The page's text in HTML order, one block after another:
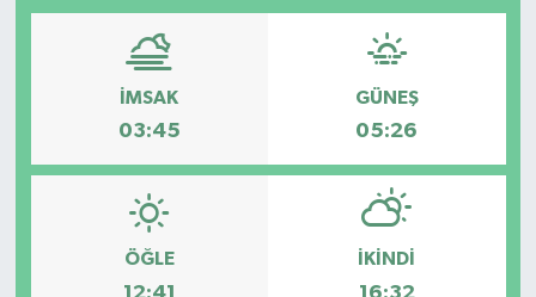
İMSAK
03:45
GÜNEŞ
05:26
ÖĞLE İKINDI